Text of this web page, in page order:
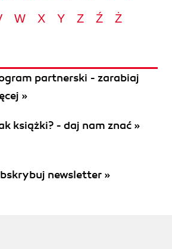
W X Y Z Ź Ż
partnerski - zarabiaj
»
książki? - daj nam znać »
newsletter »